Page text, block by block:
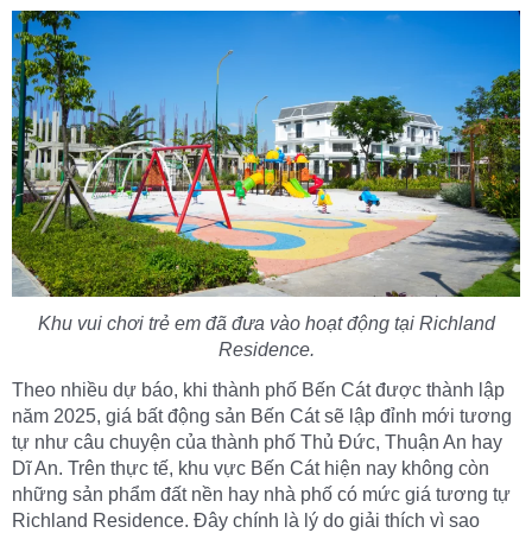
Khu vui chơi trẻ em đã đưa vào hoạt độngtại Richland
Residence.
Theo nhiều dự báo, khi thành phố Bến Cát được thành lập
năm 2025, giá bất động sản Bến Cát sẽ lập đỉnh mới tương
tự như câu chuyện của thành phố Thủ Đức, Thuận An hay
Dĩ An. Trên thực tế, khu vực Bến Cát hiện nay không còn
những sản phẩm đất nền hay nhà phố có mức giá tương tự
Richland Residence. Đây chính là lý do giải thích vì sao